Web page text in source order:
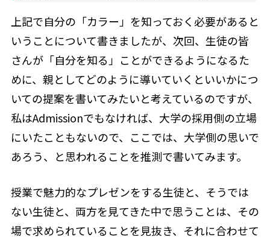
上記で自分の「カラー」を知っておく必要があると
いうことについて書きましたが、次回、生徒の皆
さんが「自分を知る」ことができるようになるた
めに、親としてどのように導いていくといいかにつ
いての提案を書いてみたいと考えているのですが、
私はAdmissionでもなければ、大学の採用側の立場
にいたこともないので、ここでは、大学側の思いで
あろう、と思われることを推測で書いてみます。
授業で魅力的なプレゼンをする生徒と、そうでは
ない生徒と、両方を見てきた中で思うことは、その
場で求められていることを見抜き、それに合わせて